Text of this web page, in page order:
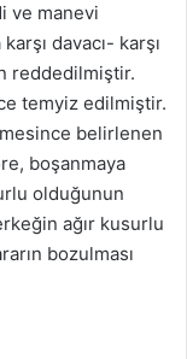
ve manevi
davacı- karşı
reddedilmiştir.
temyiz edilmiştir.
belirlenen
boşanmaya
olduğunun
ağır kusurlu
bozulması